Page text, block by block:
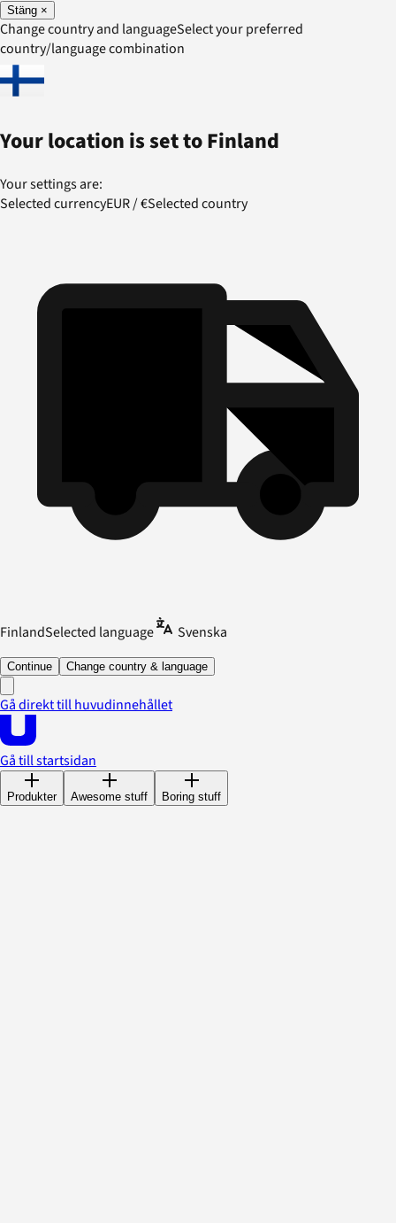
Stäng ×
Change country and languageSelect your preferred
country/language combination
Your location is set toFinland
Your settings are:
Selected currencyEUR/€Selected country
FinlandSelected language Svenska
Continue Change country & language
Gå direkt till huvudinnehållet
Gå till startsidan
Produkter Awesome stuff Boring stuff